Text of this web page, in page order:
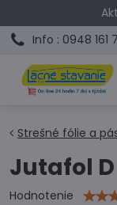
Info : 0948 161
Strešné fólie a
Jutafol
Hodnotenie